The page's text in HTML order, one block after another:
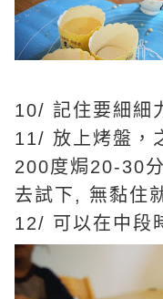
10/ 記住要細細
11/ 放上烤盤，
200度焗20-30
去試下, 無黏住
12/ 可以在中段